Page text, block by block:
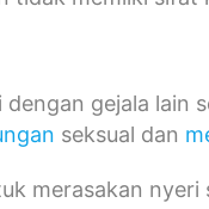
gejala lain
seksual dan
merasakan